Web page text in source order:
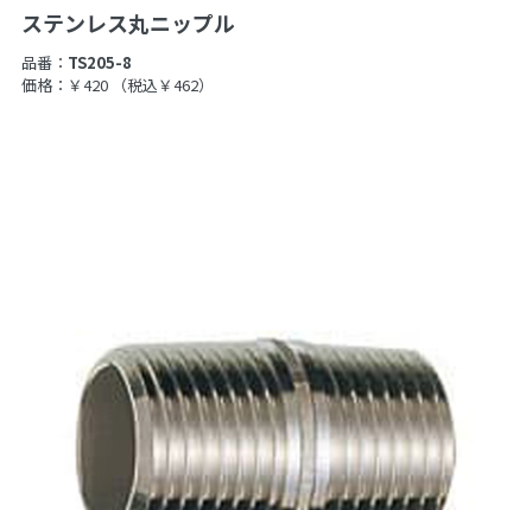
ステンレス丸ニップル
品番： TS205-8
価格：￥420
（税込￥462）